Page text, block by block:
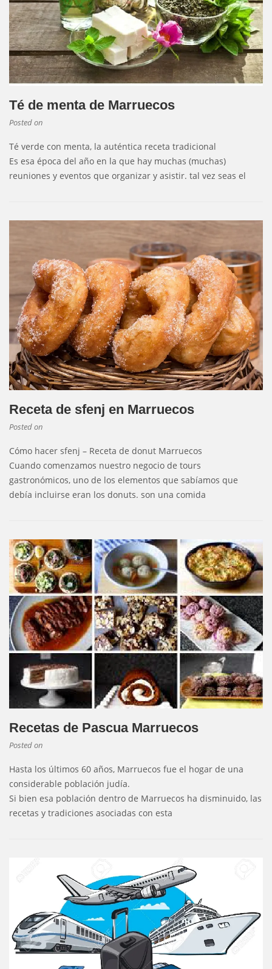
Té de menta de Marruecos
Posted on
Té verde con menta, la auténtica receta tradicional
Es esa época del año en la que hay muchas (muchas)
reuniones y eventos que organizar y asistir. tal vez seas el
Receta de sfenj en Marruecos
Posted on
Cómo hacer sfenj – Receta de donut Marruecos
Cuando comenzamos nuestro negocio de tours
gastronómicos, uno de los elementos que sabíamos que
debía incluirse eran los donuts. son una comida
Recetas de Pascua Marruecos
Posted on
Hasta los últimos 60 años, Marruecos fue el hogar de una
considerable población judía.
Si bien esa población dentro de Marruecos ha disminuido, las
recetas y tradiciones asociadas con esta